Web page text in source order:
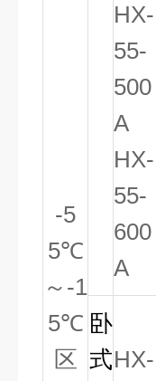
-5
5℃
～ -1
5℃
区
HX-
55-
500
A
HX-
55-
600
A
卧
式HX-